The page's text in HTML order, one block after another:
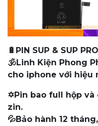
🔋PIN SUP & SUP
🕉️Linh Kiện Phong
cho iphone với hiệu
✡️Pin bao full hộp
zin.
💦Bảo hành 12